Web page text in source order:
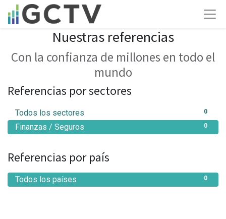
Nuestras referencias
Con la confianza de millones en todo el
mundo
Referencias por sectores
0
Todos los sectores
0
Finanzas / Seguros
Referencias por país
0
Todos los países